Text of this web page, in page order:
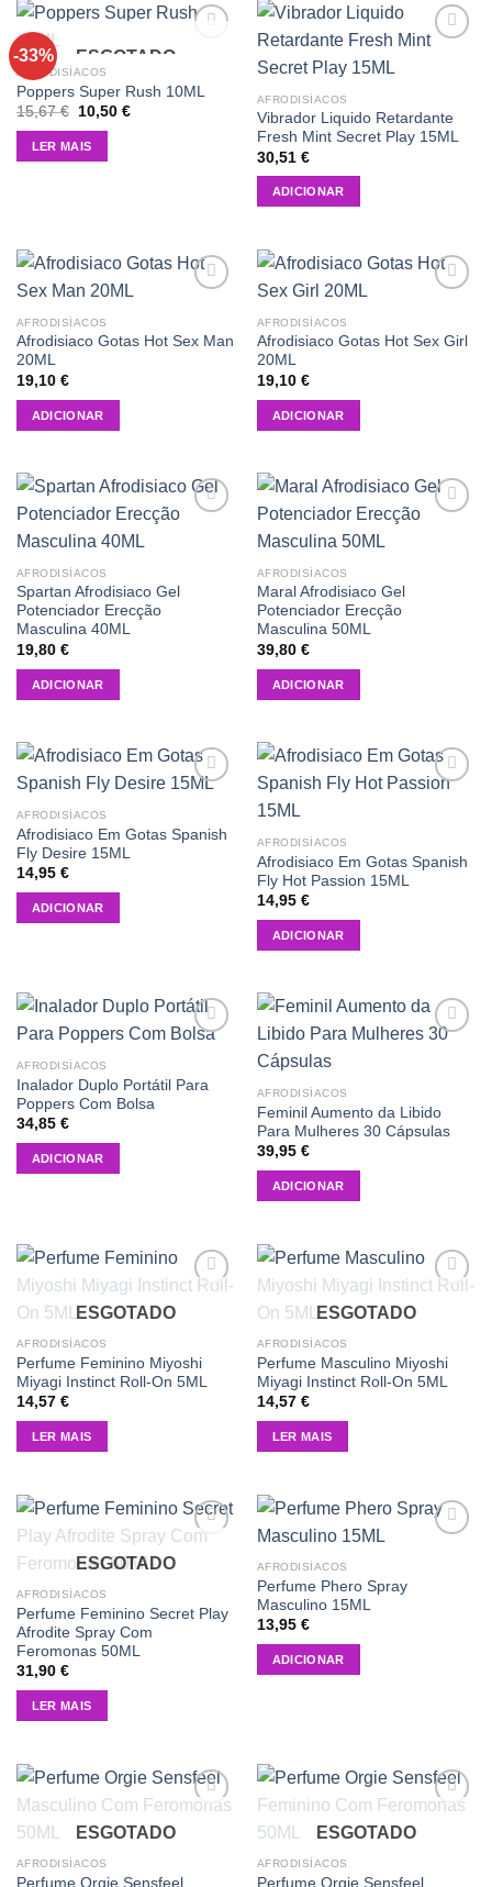
-33% ESGOTADO
AFRODISÍACOS
Poppers Super Rush 10ML
15,67€
O
original
era:
10,50 €O
LER MAIS
AFRODISÍACOS
Vibrador Liquido Retardante
Fresh Mint Secret Play 15ML
30,51 €
ADICIONAR
AFRODISÍACOS
Afrodisiaco Gotas Hot Sex Man
20ML
19,10 €
ADICIONAR
AFRODISÍACOS
Afrodisiaco Gotas Hot Sex Girl
20ML
19,10 €
ADICIONAR
AFRODISÍACOS
Spartan Afrodisiaco Gel
Potenciador Erecção
Masculina 40ML
19,80 €
ADICIONAR
AFRODISÍACOS
Maral Afrodisiaco Gel
Potenciador Erecção
Masculina 50ML
39,80 €
ADICIONAR
AFRODISÍACOS
Afrodisiaco Em Gotas Spanish
Fly Desire 15ML
14,95 €
ADICIONAR
AFRODISÍACOS
Afrodisiaco Em Gotas Spanish
Fly Hot Passion 15ML
14,95 €
ADICIONAR
AFRODISÍACOS
Inalador Duplo Portátil Para
Poppers Com Bolsa
34,85 €
ADICIONAR
AFRODISÍACOS
Feminil Aumento da Libido
Para Mulheres 30 Cápsulas
39,95 €
ADICIONAR
ESGOTADO
AFRODISÍACOS
Perfume Feminino Miyoshi
Miyagi Instinct Roll-On 5ML
14,57 €
LER MAIS
ESGOTADO
AFRODISÍACOS
Perfume Masculino Miyoshi
Miyagi Instinct Roll-On 5ML
14,57 €
LER MAIS
ESGOTADO
AFRODISÍACOS
Perfume Feminino Secret Play
Afrodite Spray Com
Feromonas 50ML
31,90 €
LER MAIS
AFRODISÍACOS
Perfume Phero Spray
Masculino 15ML
13,95 €
ADICIONAR
ESGOTADO
AFRODISÍACOS
Perfume Orgie Sensfeel
ESGOTADO
AFRODISÍACOS
Perfume Orgie Sensfeel